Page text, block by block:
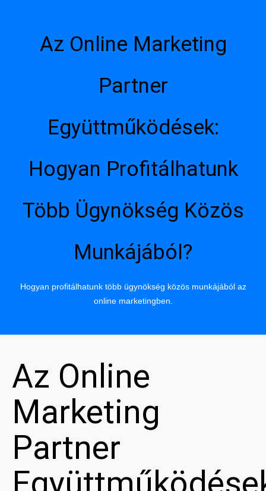
Az Online Marketing
Partner
Együttműködések:
Hogyan Profitálhatunk
Több Ügynökség Közös
Munkájából?
Hogyan profitálhatunk több ügynökség közös munkájából az
online marketingben.
Az Online
Marketing
Partner